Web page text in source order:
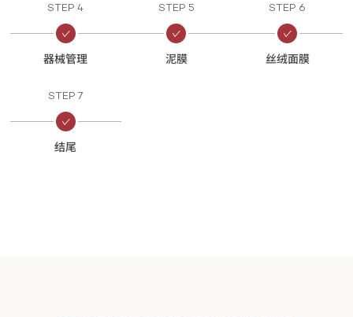
STEP 4
器械管理
STEP 5
泥膜
STEP 6
丝绒面膜
STEP 7
结尾